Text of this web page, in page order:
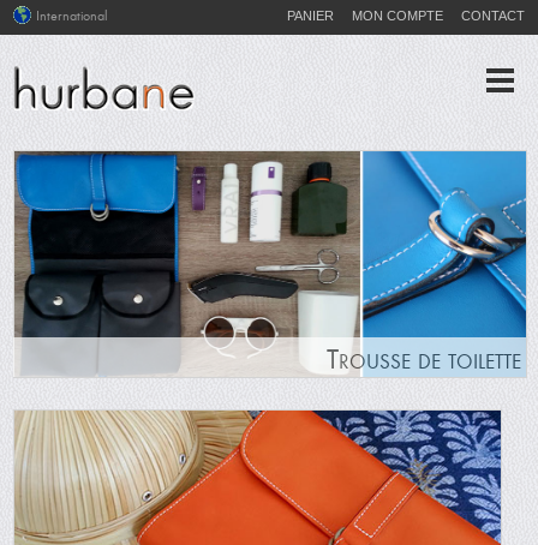
PANIER MON COMPTE CONTACT
International
Trousse de toilette